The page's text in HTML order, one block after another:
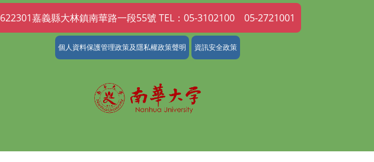
622301嘉義縣大林鎮南華路一段55號 TEL：05-3102100 05-2721001
個人資料保護管理政策及隱私權政策聲明 資訊安全政策